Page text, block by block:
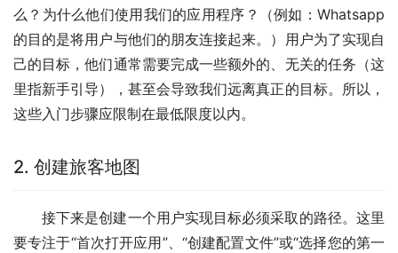
么？为什么他们使用我们的应用程序？（例如：Whatsapp
的目的是将用户与他们的朋友连接起来。）用户为了实现自
己的目标，他们通常需要完成一些额外的、无关的任务（这
里指新手引导），甚至会导致我们远离真正的目标。所以，
这些入门步骤应限制在最低限度以内。
2. 创建旅客地图
接下来是创建一个用户实现目标必须采取的路径。这里
要专注于“首次打开应用”、“创建配置文件”或“选择您的第一